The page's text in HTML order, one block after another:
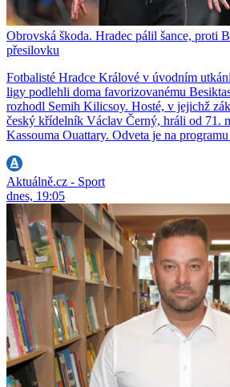
Obrovská škoda. Hradec pálil šance, proti
přesilovku
Fotbalisté Hradce Králové v úvodním
ligy podlehli doma favorizovanému
rozhodl Semih Kilicsoy. Hosté, v jejichž
český křídelník Václav Černý, hráli od 71.
Kassouma Ouattary. Odveta je na
Aktuálně.cz - Sport
dnes, 19:05